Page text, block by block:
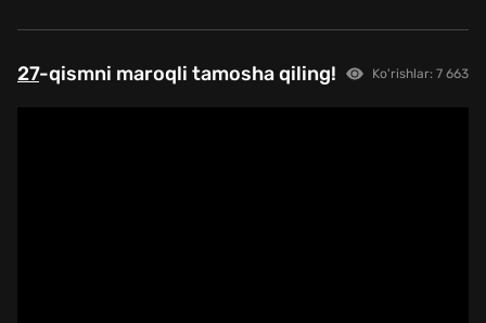
27-qismni maroqli tamosha qiling! Ko'rishlar: 7 663